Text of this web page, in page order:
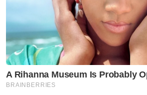
Pelaburan
dengan Individu